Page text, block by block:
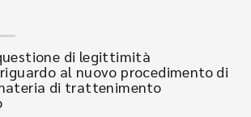
di legittimità
al nuovo procedimento di
di trattenimento